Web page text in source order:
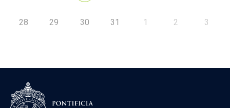
28 29 30 31 1 2 3